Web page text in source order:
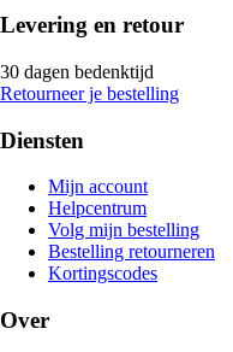
Levering en retour
30 dagen bedenktijd
Retourneer je bestelling
Diensten
Mijn account
Helpcentrum
Volg mijn bestelling
Bestelling retourneren
Kortingscodes
Over